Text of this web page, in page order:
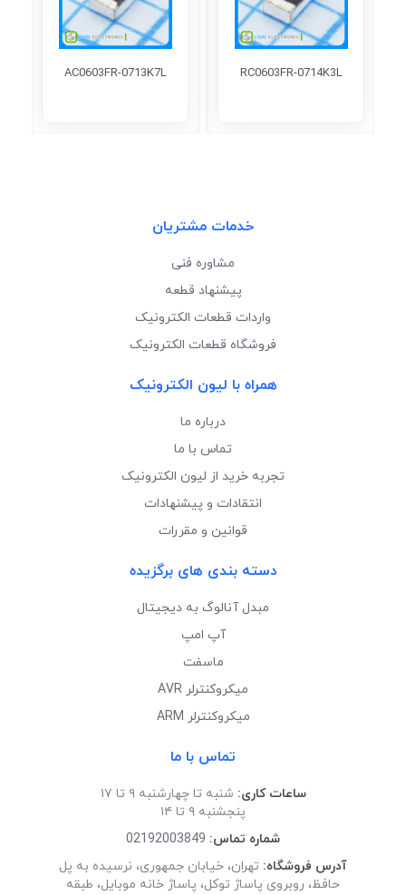
RC0603FR-0714K3L
AC0603FR-0713K7L
خدمات مشتریان
مشاوره فنی
پیشنهاد قطعه
واردات قطعات الکترونیک
فروشگاه قطعات الکترونیک
همراه با لیون الکترونیک
درباره ما
تماس با ما
تجربه خرید از لیون الکترونیک
انتقادات و پیشنهادات
قوانین و مقررات
دسته بندی های برگزیده
مبدل آنالوگ به دیجیتال
آپ امپ
ماسفت
میکروکنترلر AVR
میکروکنترلر ARM
تماس با ما
ساعات کاری: شنبه تا چهارشنبه ۹ تا ۱۷
پنجشنبه ۹ تا ۱۴
شماره تماس: 02192003849
آدرس فروشگاه: تهران، خیابان جمهوری، نرسیده به پل
حافظ، روبروی پاساژ توکل، پاساژ خانه موبایل، طبقه